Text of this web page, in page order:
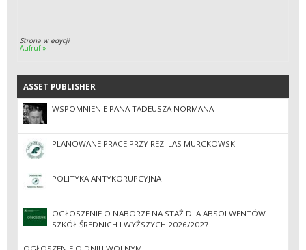
Strona w edycji
Aufruf »
ASSET PUBLISHER
ASSET PUBLISHER
WSPOMNIENIE PANA TADEUSZA NORMANA
PLANOWANE PRACE PRZY REZ. LAS MURCKOWSKI
POLITYKA ANTYKORUPCYJNA
OGŁOSZENIE O NABORZE NA STAŻ DLA ABSOLWENTÓW
SZKÓŁ ŚREDNICH I WYŻSZYCH 2026/2027